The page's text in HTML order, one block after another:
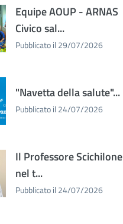
Equipe AOUP - ARNAS
Civico sal...
Pubblicato il 29/07/2026
"Navetta della salute"...
Pubblicato il 24/07/2026
Il Professore Scichilone
nel t...
Pubblicato il 24/07/2026